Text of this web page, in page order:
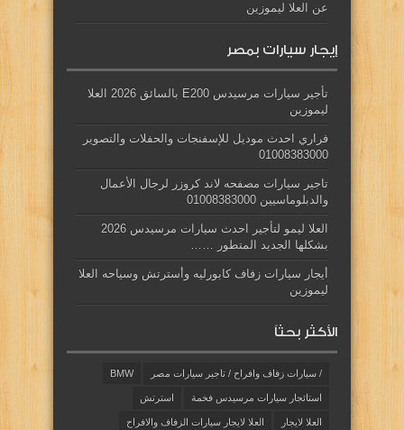
عن العلا ليموزين
إيجار سيارات بمصر
تأجير سيارات مرسيدس E200 بالسائق 2026 العلا
ليموزين
فراري احدث موديل للإسفنجات والحفلات والتصوير
01008383000
تاجير سيارات مصفحه لاند كروزر لرجال الأعمال
والدبلوماسيين 01008383000
العلا ليمو لتأجير احدث سيارات مرسيدس 2026
بشكلها الجديد المتطور ……
أيجار سيارات زفاف كابورليه وأسترتش وسياحه العلا
ليموزين
الأكثر بحثاً
/ سيارات زفاف وافراح / تاجير سيارات مصر BMW
استائجار سيارات مرسيدس فخمة استرتش
العلا لايجار العلا لايجار سيارات الزفاف والافراح